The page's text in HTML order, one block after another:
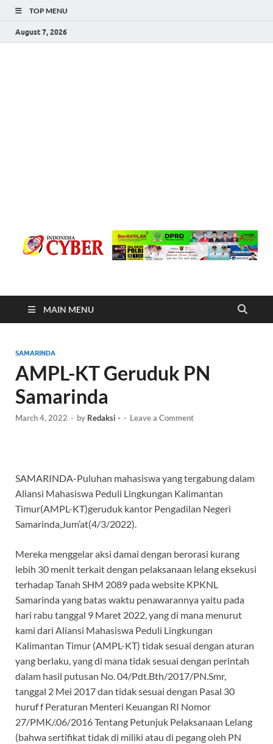
TOP MENU
August 7, 2026
Indonesia Cyber
MAIN MENU
SAMARINDA
AMPL-KT Geruduk PN
Samarinda
March 4, 2022 - by Redaksi - - Leave a Comment
SAMARINDA-Puluhan mahasiswa yang tergabung dalam
Aliansi Mahasiswa Peduli Lingkungan Kalimantan
Timur(AMPL-KT)geruduk kantor Pengadilan Negeri
Samarinda,Jum’at(4/3/2022).
Mereka menggelar aksi damai dengan berorasi kurang
lebih 30 menit terkait dengan pelaksanaan lelang eksekusi
terhadap Tanah SHM 2089 pada website KPKNL
Samarinda yang batas waktu penawarannya yaitu pada
hari rabu tanggal 9 Maret 2022, yang di mana menurut
kami dari Aliansi Mahasiswa Peduli Lingkungan
Kalimantan Timur (AMPL-KT) tidak sesuai dengan aturan
yang berlaku, yang di mana tidak sesuai dengan perintah
dalam hasil putusan No. 04/Pdt.Bth/2017/PN.Smr,
tanggal 2 Mei 2017 dan tidak sesuai dengan Pasal 30
huruf f Peraturan Menteri Keuangan RI Nomor
27/PMK/.06/2016 Tentang Petunjuk Pelaksanaan Lelang
(bahwa sertifikat tidak di miliki atau di pegang oleh PN